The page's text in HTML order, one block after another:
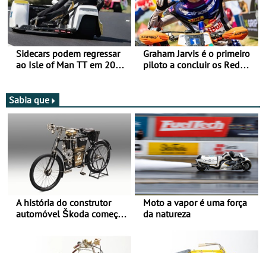
Sidecars podem regressar
ao Isle of Man TT em 2027
Graham Jarvis é o primeiro
piloto a concluir os Red
Sabia que
A história do construtor
automóvel Škoda começou
Moto a vapor é uma força
da natureza